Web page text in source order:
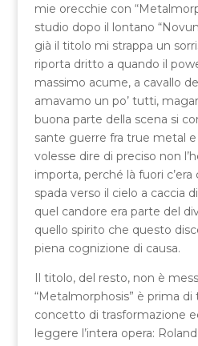
mie orecchie con
studio dopo il lontano
già il titolo mi strappa un
riporta dritto a quando il
massimo acume, a cavallo
amavamo un po’ tutti,
buona parte della scena si
sante guerre fra true metal e
volesse dire di preciso non
importa, perché là fuori
spada verso il cielo a caccia
quel candore era parte del
quello spirito che questo
piena cognizione di causa.
Il titolo, del resto, non è
“Metalmorphosis” è prima
concetto di trasformazione
leggere l’intera opera: